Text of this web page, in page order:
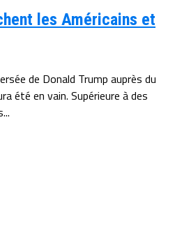
les Américains et
de Donald Trump auprès du
été en vain. Supérieure à des